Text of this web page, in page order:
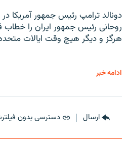
دونالد ترامپ رئیس جمهور آمریکا
روحانی رئیس جمهور ایران را خطاب
هرگز و دیگر هیچ وقت ایالات متحده
ادامه خبر
ارسال دسترسی بدون